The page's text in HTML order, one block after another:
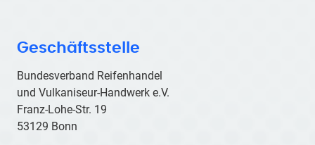
Geschäftsstelle
Bundesverband Reifenhandel
und Vulkaniseur-Handwerk e.V.
Franz-Lohe-Str. 19
53129 Bonn